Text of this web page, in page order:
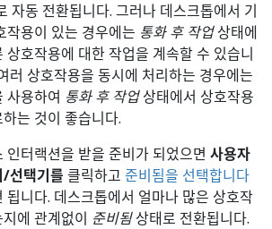
자동 전환됩니다. 그러나 데스크톱에서 기
작용이 있는 경우에는 통화 후 작업상태에
상호작용에 대한 작업을 계속할 수 있습니
러 상호작용을 동시에 처리하는 경우에는
사용하여 통화 후 작업상태에서 상호작용
는 것이 좋습니다.
인터랙션을 받을 준비가 되었으면 사용자
/선택기를 클릭하고 준비됨을 선택합니다
됩니다. 데스크톱에서 얼마나 많은 상호작
에 관계없이 준비됨상태로 전환됩니다.